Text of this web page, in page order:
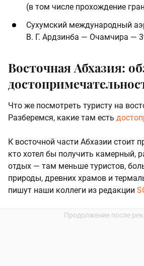
(в том числе прохождение
Сухумский международный
В. Г. Ардзинба — Очамчира —
Восточная Абхазия:
Что же посмотреть туристу на
Разберемся, какие там есть
К восточной части Абхазии стоит
кто хотел бы получить камерный,
отдых — там меньше туристов,
природы, древних храмов и
пишут наши коллеги из редакции